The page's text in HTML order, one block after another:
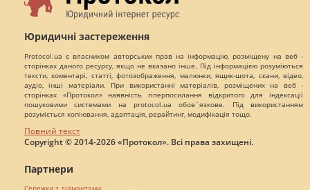
Юридичні застереження
Protocol.ua є власником авторських прав на інформацію, розміщену на веб -
сторінках даного ресурсу, якщо не вказано інше. Під інформацією розуміються
тексти, коментарі, статті, фотозображення, малюнки, ящик-шота, скани, відео,
аудіо, інші матеріали. При використанні матеріалів, розміщених на веб -
сторінках «Протокол» наявність гіперпосилання відкритого для індексації
пошуковими системами на protocol.ua обов`язкове. Під використанням
розуміється копіювання, адаптація, рерайтинг, модифікація тощо.
Повний текст
Copyright © 2014-2026 «Протокол». Всі права захищені.
Партнери
Сережки з діамантами